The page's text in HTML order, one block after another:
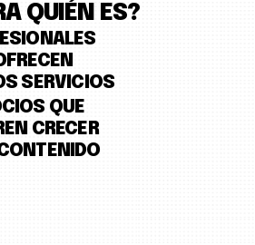
QUIÉN ES?
SERVICIOS
QUE
CRECER